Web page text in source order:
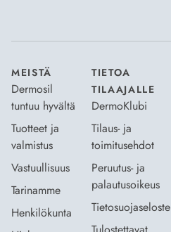
MEISTÄ
Dermosil
tuntuu hyvältä
Tuotteet ja
valmistus
Vastuullisuus
Tarinamme
Henkilökunta
TIETOA
TILAAJALLE
DermoKlubi
Tilaus- ja
toimitusehdot
Peruutus- ja
palautusoikeus
Tietosuojaseloste